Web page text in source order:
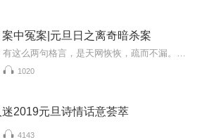
案中冤案|元旦日之离奇暗杀案
1020
2019元旦诗情话意荟萃
4143